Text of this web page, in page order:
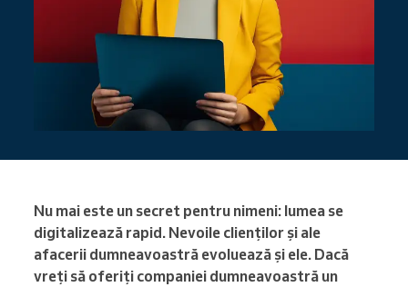
Nu mai este un secret pentru nimeni: lumea se
digitalizează rapid. Nevoile clienților și ale
afacerii dumneavoastră evoluează și ele. Dacă
vreți să oferiți companiei dumneavoastră un